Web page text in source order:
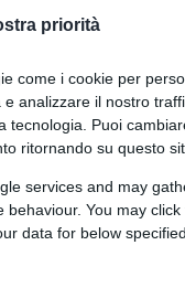
priorità
come i cookie per
analizzare il nostro
tecnologia. Puoi
ritornando su questo
services and may
You may
data for below
del
gli
che